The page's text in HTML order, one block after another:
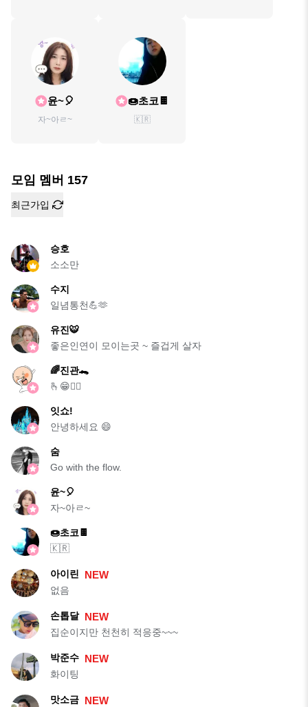
윤~🎈
자~아ㄹ~
🍩초코🍫
🇰🇷
모임 멤버 157
최근가입
승호
소소만
수지
일념통천💪🫶
유진🐯
좋은인연이 모이는곳 ~ 즐겁게 살자
🌈진관🐊
🫰😁👍🏻
잇쇼!
안녕하세요 😄
숨
Go with the flow.
윤~🎈
자~아ㄹ~
🍩초코🍫
🇰🇷
아이린 NEW
없음
손톱달 NEW
집순이지만 천천히 적응중~~~
박준수 NEW
화이팅
맛소금 NEW